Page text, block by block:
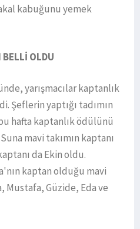
kabuğunu yemek
OLDU
yarışmacılar kaptanlık
Şeflerin yaptığı tadımın
hafta kaptanlık ödülünü
mavi takımın kaptanı
da Ekin oldu.
kaptan olduğu mavi
Mustafa, Güzide, Eda ve